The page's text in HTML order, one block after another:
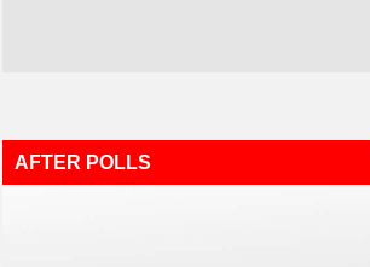
AFTER POLLS